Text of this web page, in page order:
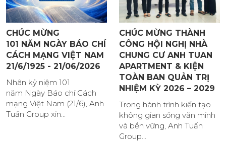
CHÚC MỪNG
101 NĂM NGÀY BÁO CHÍ
CÁCH MẠNG VIỆT NAM
21/6/1925 - 21/06/2026
Nhân kỷ niệm 101
năm Ngày Báo chí Cách
mạng Việt Nam (21/6), Anh
Tuấn Group xin...
CHÚC MỪNG THÀNH
CÔNG HỘI NGHỊ NHÀ
CHUNG CƯ ANH TUAN
APARTMENT & KIỆN
TOÀN BAN QUẢN TRỊ
NHIỆM KỲ 2026 – 2029
Trong hành trình kiến tạo
không gian sống văn minh
và bền vững, Anh Tuấn
Group...